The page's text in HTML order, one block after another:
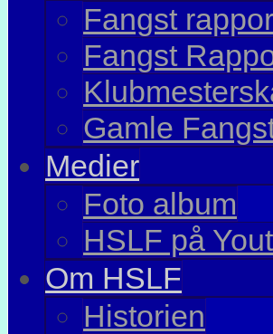
Fangst
Fangst
Gamle
Medier
Foto album
HSLF på
Om HSLF
Historien